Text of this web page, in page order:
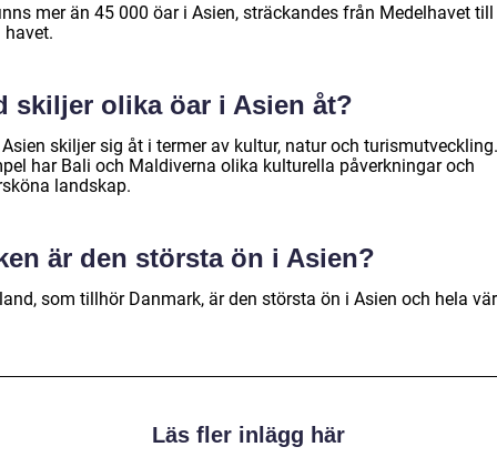
mer än 45 000 öar i Asien, sträckandes från Medelhavet till
havet.
skiljer olika öar i Asien åt?
skiljer sig åt i termer av kultur, natur och
har Bali och Maldiverna olika kulturella påverkningar och
landskap.
är den största ön i Asien?
som tillhör Danmark, är den största ön i Asien och hela
Läs fler inlägg här